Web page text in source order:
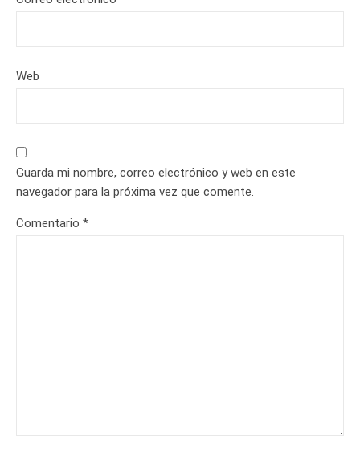
Web
Guarda mi nombre, correo electrónico y web en este
navegador para la próxima vez que comente.
Comentario *